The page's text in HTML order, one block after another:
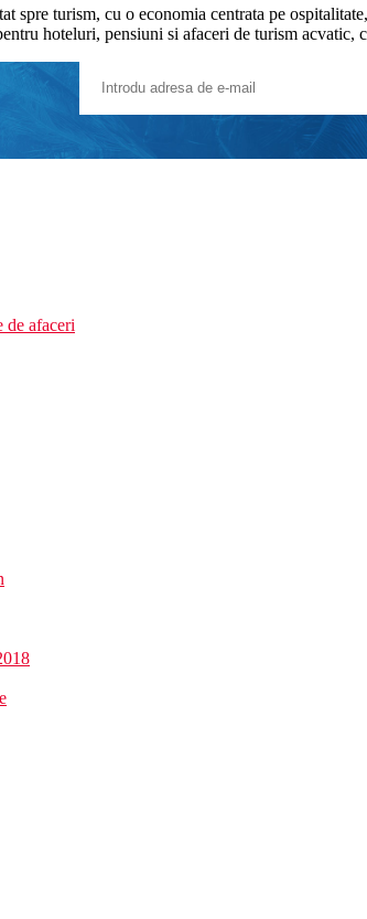
spre turism, cu o economia centrata pe
hoteluri, pensiuni si afaceri de turism acvatic,
de afaceri